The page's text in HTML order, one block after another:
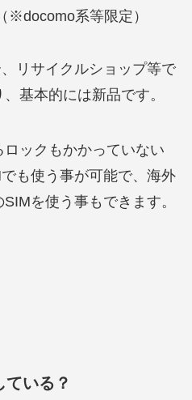
※docomo系等限定）
リサイクルショップ等で
基本的には新品です。
ックもかかっていない
も使う事が可能で、海外
を使う事もできます。
ている？